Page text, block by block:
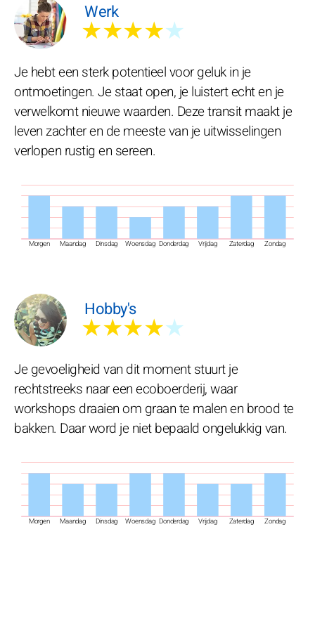
Werk
★★★★★
Morgen Maandag Dinsdag Woensdag Donderdag Vrijdag Zaterdag Zondag
Je hebt een sterk potentieel voor geluk in je
ontmoetingen. Je staat open, je luistert echt en je
verwelkomt nieuwe waarden. Deze transit maakt je
leven zachter en de meeste van je uitwisselingen
verlopen rustig en sereen.
Hobby's
★★★★★
Morgen Maandag Dinsdag Woensdag Donderdag Vrijdag Zaterdag Zondag
Je gevoeligheid van dit moment stuurt je
rechtstreeks naar een ecoboerderij, waar
workshops draaien om graan te malen en brood te
bakken. Daar word je niet bepaald ongelukkig van.